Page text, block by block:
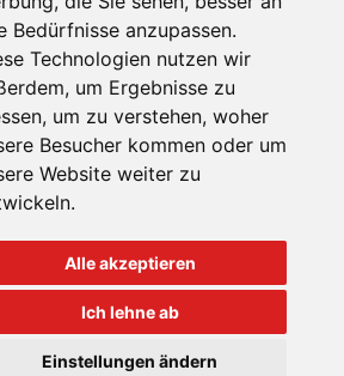
Bedürfnisse anzupassen.
Technologien nutzen wir
um Ergebnisse zu
um zu verstehen, woher
Besucher kommen oder um
Website weiter zu
Alle akzeptieren
Ich lehne ab
Einstellungen ändern
69 59 78 6
(at) vamv.de
Bundesverband e.V.
Besuchen Sie uns